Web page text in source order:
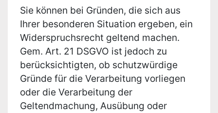
Sie können bei Gründen, die sich aus
Ihrer besonderen Situation ergeben, ein
Widerspruchsrecht geltend machen.
Gem. Art. 21 DSGVO ist jedoch zu
berücksichtigten, ob schutzwürdige
Gründe für die Verarbeitung vorliegen
oder die Verarbeitung der
Geltendmachung, Ausübung oder